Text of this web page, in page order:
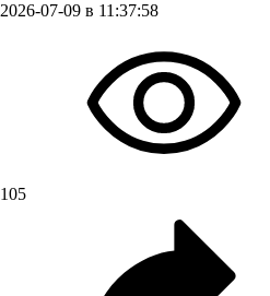
2026-07-09 в 11:37:58
105